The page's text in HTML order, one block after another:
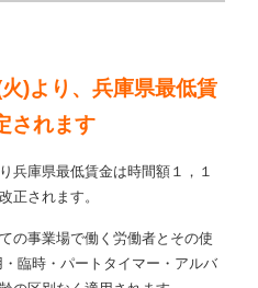
)より、兵庫県最低賃
されます
兵庫県最低賃金は時間額１，１
正されます。
の事業場で働く労働者とその使
臨時・パートタイマー・アルバ